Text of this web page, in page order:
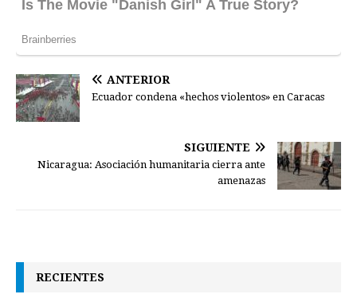
ANTERIOR
Ecuador condena «hechos violentos» en Caracas
SIGUIENTE
Nicaragua: Asociación humanitaria cierra ante
amenazas
RECIENTES